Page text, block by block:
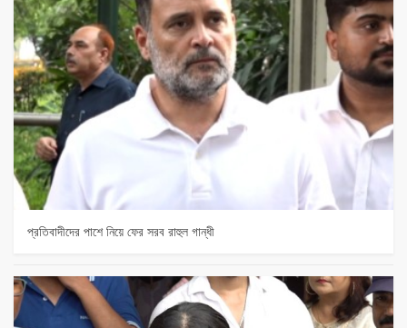
প্রতিবাদীদের পাশে নিয়ে ফের সরব রাহুল গান্ধী